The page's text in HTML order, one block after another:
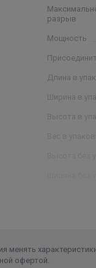
разрыв
Мощность
Длина в
Ширина в
Высота в
менять
офертой.